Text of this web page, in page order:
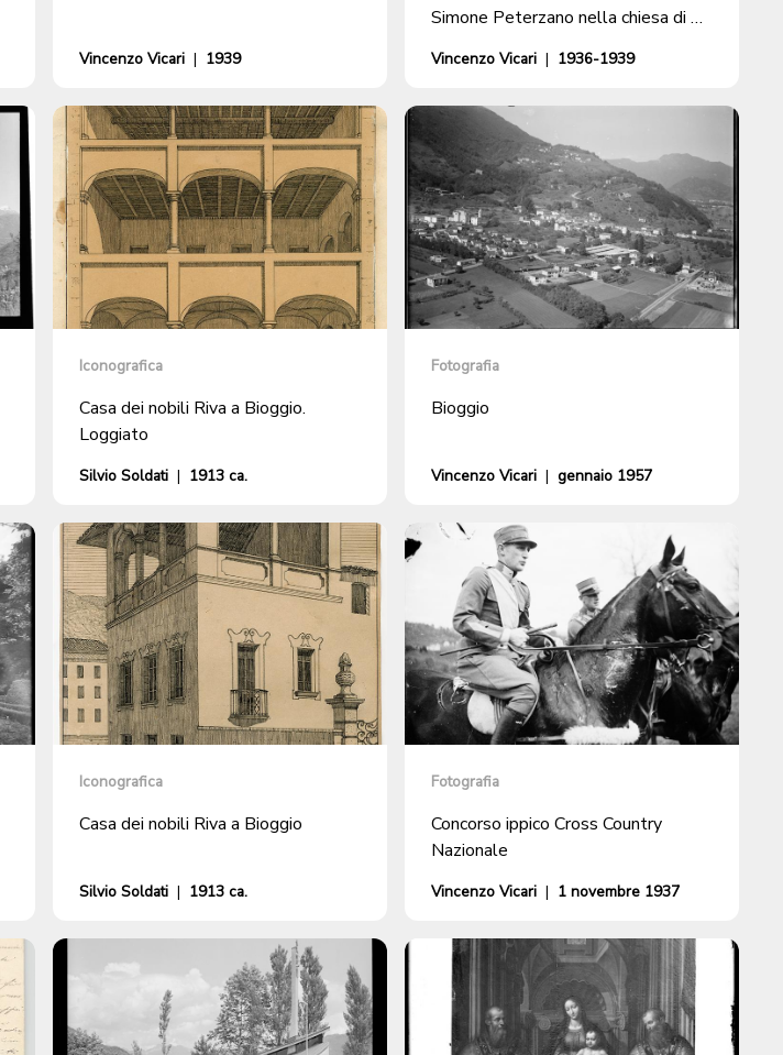
Vincenzo Vicari | 1939
Simone Peterzano nella chiesa di S.
Vincenzo Vicari | 1936-1939
Iconografica
Casa dei nobili Riva a Bioggio.
Loggiato
Silvio Soldati | 1913 ca.
Fotografia
Bioggio
Vincenzo Vicari | gennaio 1957
Iconografica
Casa dei nobili Riva a Bioggio
Silvio Soldati | 1913 ca.
Fotografia
Concorso ippico Cross Country
Nazionale
Vincenzo Vicari | 1 novembre 1937